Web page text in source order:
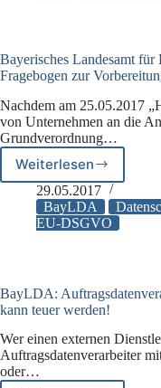
Unternehmen
und
Bayerisches Landesamt
Fragebogen zur
Nachdem am 25.05.2017
von Unternehmen an die
Grundverordnung…
WeiterlesenBayerisches
Landesamt
für
Vorbereitung
auf
DSGVO
29.05.2017
BayLDA
EU-DSGVO
BayLDA:
kann teuer werden!
Wer einen externen
Auftragsdatenverarbeiter
oder…